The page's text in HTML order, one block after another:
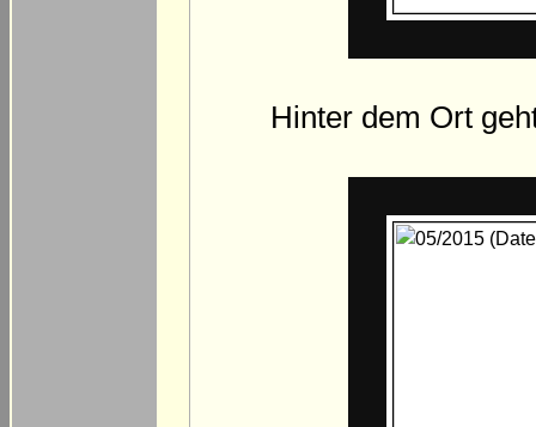
Hinter dem Ort